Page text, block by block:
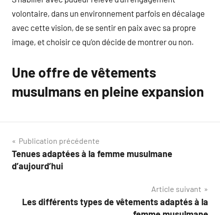
volontaire, dans un environnement parfois en décalage
avec cette vision, de se sentir en paix avec sa propre
image, et choisir ce qu’on décide de montrer ou non.
Une offre de vêtements
musulmans en pleine expansion
Navigation
de
Publication précédente
Tenues adaptées à la femme musulmane
d’aujourd’hui
Article suivant
Les différents types de vêtements adaptés à la